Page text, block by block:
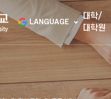
LANGUAGE
대학/
대학원